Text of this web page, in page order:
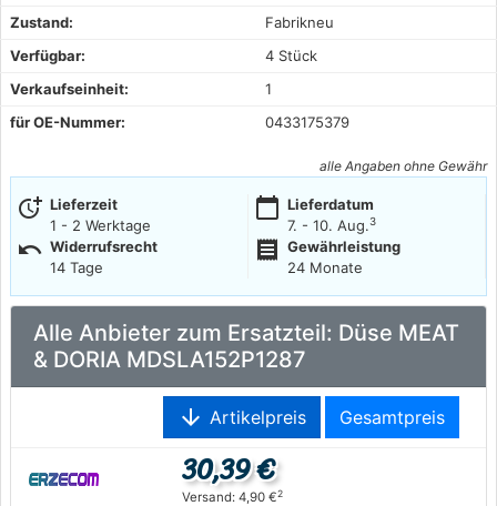
Zustand:
Fabrikneu
Verfügbar:
4 Stück
Verkaufseinheit:
1
für OE-Nummer:
0433175379
alle Angaben ohne Gewähr
more_time Lieferzeit
1 - 2 Werktage
calendar_today Lieferdatum
7. - 10. Aug.3
undo Widerrufsrecht
14 Tage
receipt
Gewährleistung
24 Monate
Alle Anbieter zum Ersatzteil: Düse MEAT
& DORIA MDSLA152P1287
arrow_downward Artikelpreis Gesamtpreis
30,39 €
Versand: 4,90 €2